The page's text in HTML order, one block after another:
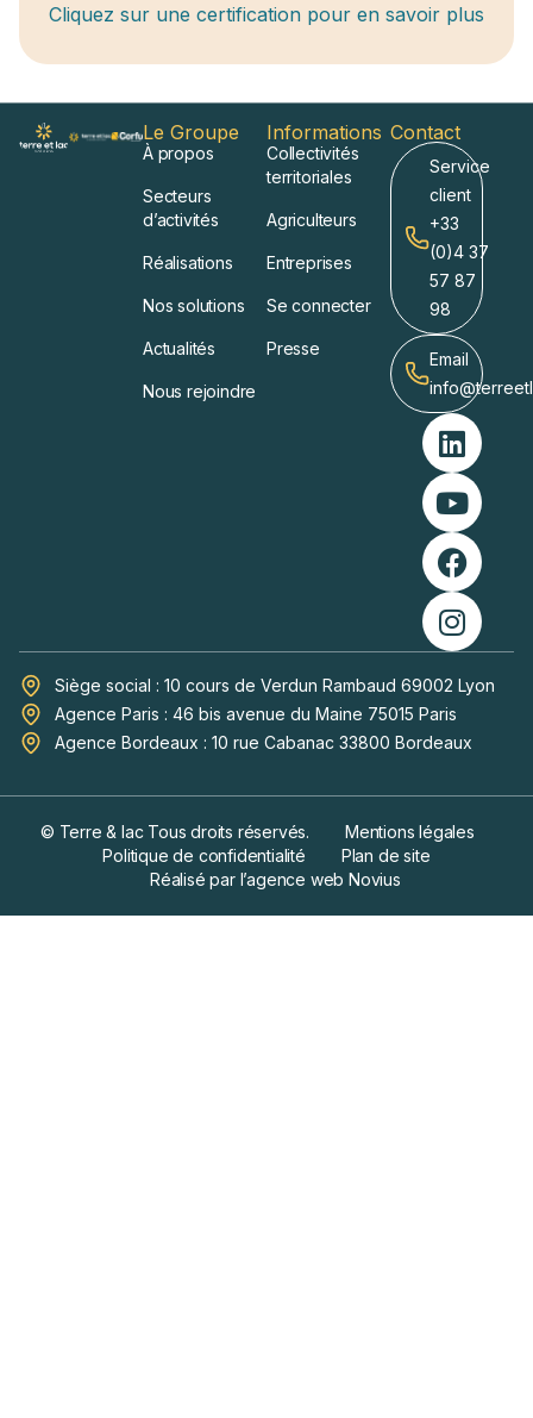
Cliquez sur une certification pour en savoir plus
Le Groupe
À propos
Secteurs
d’activités
Réalisations
Nos solutions
Actualités
Nous rejoindre
Informations
Collectivités
territoriales
Agriculteurs
Entreprises
Se connecter
Presse
Contact
Service
client
+33
(0)4 37
57 87
98
Email
Siège social : 10 cours de Verdun Rambaud 69002 Lyon
Agence Paris : 46 bis avenue du Maine 75015 Paris
Agence Bordeaux : 10 rue Cabanac 33800 Bordeaux
© Terre & lac Tous droits réservés.
Mentions légales
Politique de confidentialité
Plan de site
Réalisé par l’agence web Novius